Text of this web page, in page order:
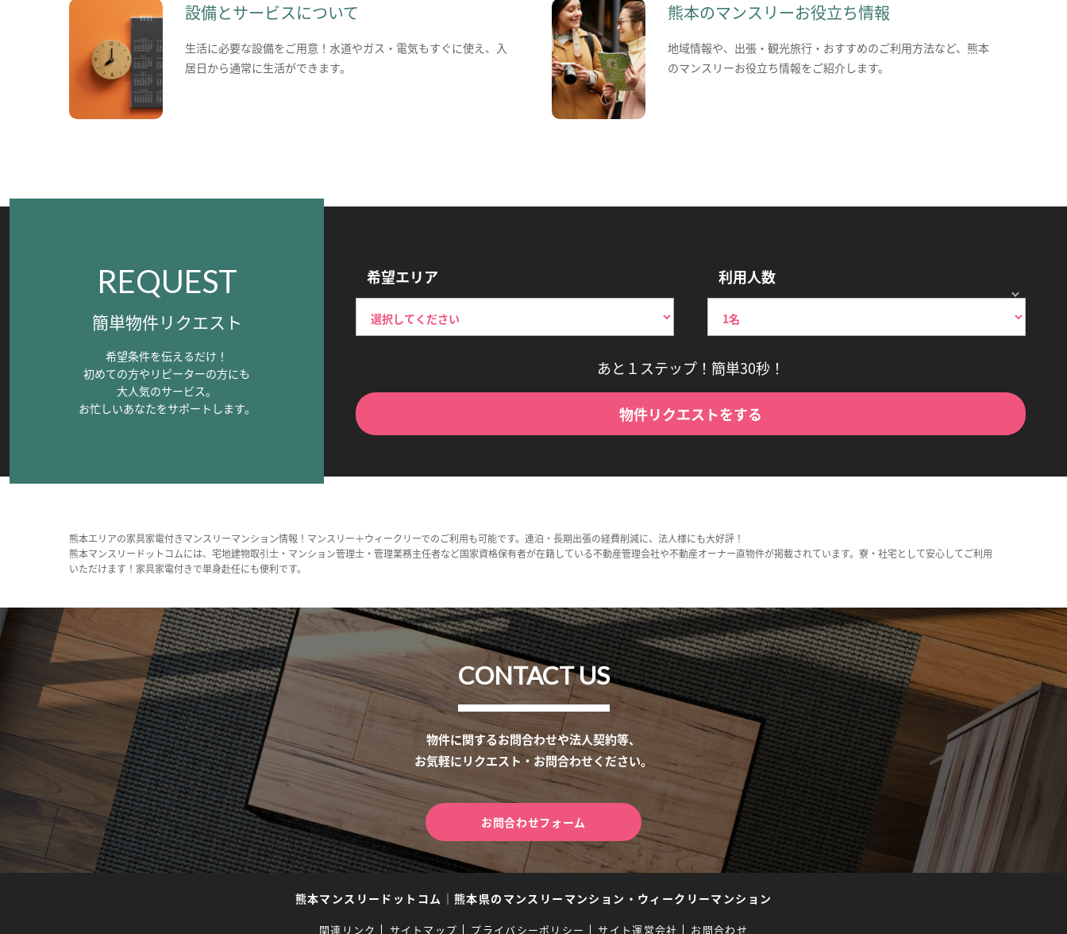
設備とサービスについて
生活に必要な設備をご用意！水道やガス・電気もすぐに使え、入
居日から通常に生活ができます。
熊本のマンスリーお役立ち情報
地域情報や、出張・観光旅行・おすすめのご利用方法など、熊本
のマンスリーお役立ち情報をご紹介します。
REQUEST
簡単物件リクエスト
希望条件を伝えるだけ！
初めての方やリピーターの方にも
大人気のサービス。
お忙しいあなたをサポートします。
希望エリア 利用人数
あと１ステップ！簡単30秒！
物件リクエストをする
熊本エリアの家具家電付きマンスリーマンション情報！マンスリー＋ウィークリーでのご利用も可能です。連泊・長期出張の経費削減に、法人様にも大好評！
熊本マンスリードットコムには、宅地建物取引士・マンション管理士・管理業務主任者など国家資格保有者が在籍している不動産管理会社や不動産オーナー直物件が掲載されています。寮・社宅として安心してご利用
いただけます！家具家電付きで単身赴任にも便利です。
CONTACT US
物件に関するお問合わせや法人契約等、
お気軽にリクエスト・お問合わせください。
お問合わせフォーム
熊本マンスリードットコム ｜ 熊本県のマンスリーマンション・ウィークリーマンション
関連リンク サイトマップ プライバシーポリシー サイト運営会社 お問合わせ